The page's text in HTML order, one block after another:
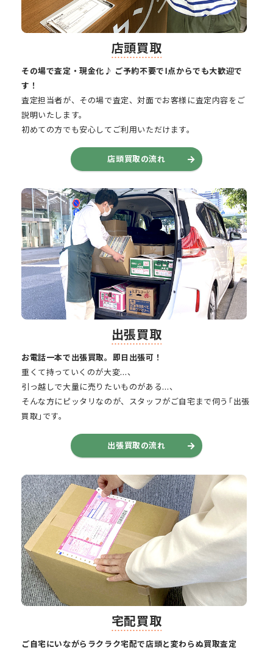
店頭買取
その場で査定・現金化♪ ご予約不要で1点からでも大歓迎で
す！
査定担当者が、その場で査定、対面でお客様に査定内容をご
説明いたします。
初めての方でも安心してご利用いただけます。
店頭買取の流れ
出張買取
お電話一本で出張買取。即日出張可！
重くて持っていくのが大変…、
引っ越しで大量に売りたいものがある…、
そんな方にピッタリなのが、スタッフがご自宅まで伺う｢出張
買取｣です。
出張買取の流れ
宅配買取
ご自宅にいながらラクラク宅配で店頭と変わらぬ買取査定